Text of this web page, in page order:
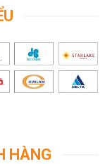
HÀNG